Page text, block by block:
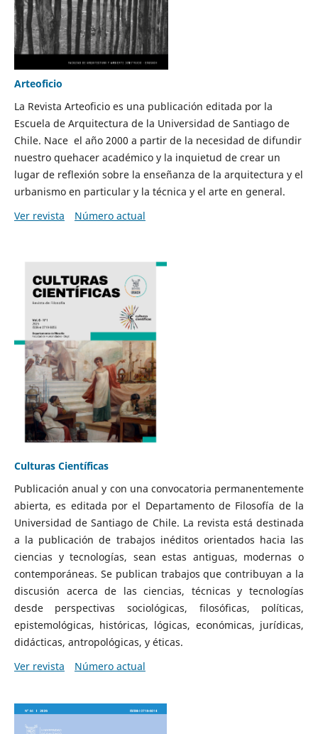
Arteoficio
La Revista Arteoficio es una publicación editada por la
Escuela de Arquitectura de la Universidad de Santiago de
Chile. Nace el año 2000 a partir de la necesidad de difundir
nuestro quehacer académico y la inquietud de crear un
lugar de reflexión sobre la enseñanza de la arquitectura y el
urbanismo en particular y la técnica y el arte en general.
Ver revista
Número actual
Culturas Científicas
Publicación anual y con una convocatoria permanentemente
abierta, es editada por el Departamento de Filosofía de la
Universidad de Santiago de Chile. La revista está destinada
a la publicación de trabajos inéditos orientados hacia las
ciencias y tecnologías, sean estas antiguas, modernas o
contemporáneas. Se publican trabajos que contribuyan a la
discusión acerca de las ciencias, técnicas y tecnologías
desde perspectivas sociológicas, filosóficas, políticas,
epistemológicas, históricas, lógicas, económicas, jurídicas,
didácticas, antropológicas, y éticas.
Ver revista
Número actual